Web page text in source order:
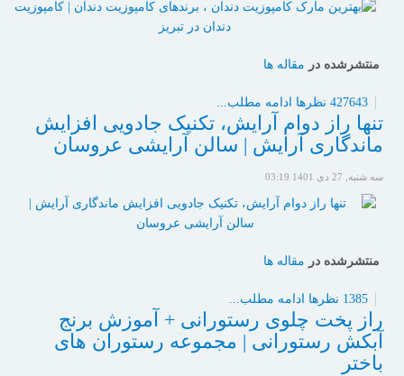
منتشرشده در مقاله ها
427643 نظرها ادامه مطلب...
تنها راز دوام آرایش، تکنیک جادویی افزایش
ماندگاری آرایش | سالن آرایشی عروسان
سه شنبه, 27 دی 1401 03:19
منتشرشده در مقاله ها
1385 نظرها ادامه مطلب...
راز پخت چلوی رستورانی + آموزش برنج
آبکش رستورانی | مجموعه رستوران های
باختر